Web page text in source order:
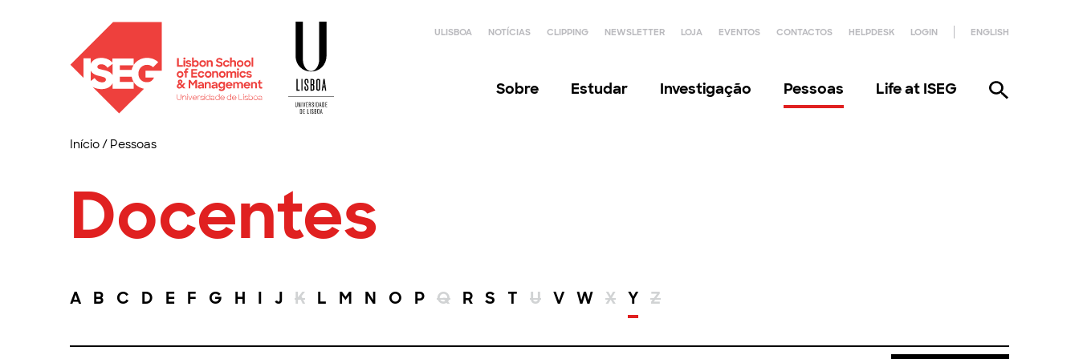
ULISBOA NOTÍCIAS CLIPPING NEWSLETTER LOJA EVENTOS CONTACTOS HELPDESK LOGIN ENGLISH
Sobre Estudar Investigação Pessoas Life at ISEG
Início/ Pessoas
Docentes
A B C D E F G H I J K L M N O P Q R S T U V W X Y Z